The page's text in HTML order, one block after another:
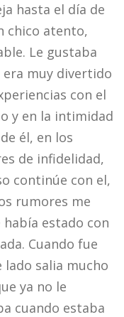
hasta el día de
chico atento,
Le gustaba
muy divertido
con el
y en la intimidad
él, en los
de infidelidad,
continúe con el,
rumores me
estado con
Cuando fue
salia mucho
ya no le
cuando estaba